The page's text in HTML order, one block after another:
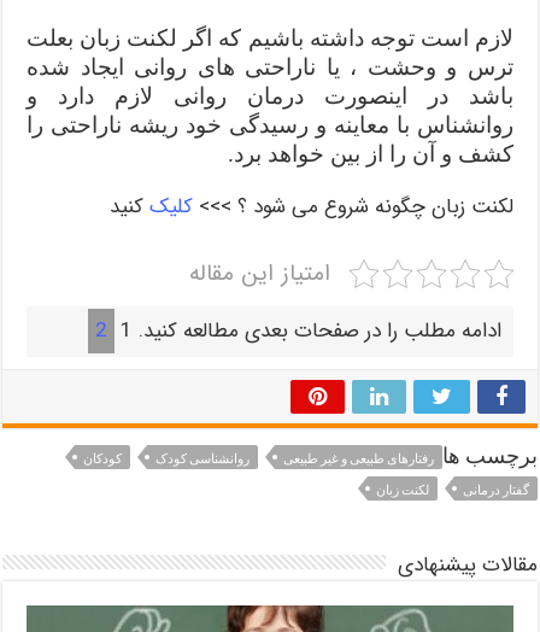
لازم است توجه داشته باشیم که اگر لکنت زبان بعلت
ترس و وحشت ، یا ناراحتی های روانی ایجاد شده
باشد در اینصورت درمان روانی لازم دارد و
روانشناس با معاینه و رسیدگی خود ریشه ناراحتی را
کشف و آن را از بین خواهد برد.
لکنت زبان چگونه شروع می شود ؟ >>>کلیککنید
امتیاز این مقاله
ادامه مطلب را در صفحات بعدی مطالعه کنید. 1
2
برچسب ها رفتارهای طبیعی و غیر طبیعی روانشناسی کودک
کودکان
گفتار درمانی
لکنت زبان
مقالات پیشنهادی